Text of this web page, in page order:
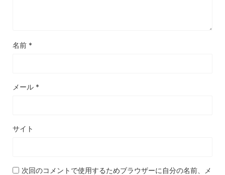
名前 *
メール *
サイト
次回のコメントで使用するためブラウザーに自分の名前、メ